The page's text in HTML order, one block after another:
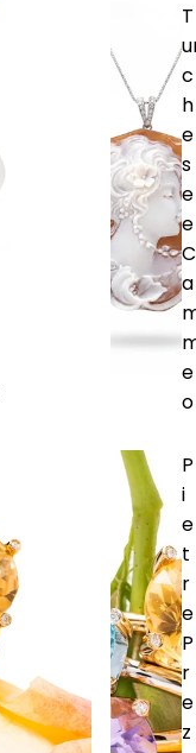
T
c
h
e
s
e
e
C
a
e
o
P
i
e
t
r
e
P
r
e
z